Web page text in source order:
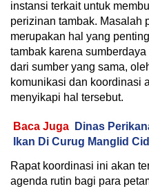
instansi terkait untuk
perizinan tambak. Masalah
merupakan hal yang
tambak karena
dari sumber yang sama,
komunikasi dan koordinasi
menyikapi hal tersebut.
Baca Juga
Dinas
Ikan Di Curug Manglid
Rapat koordinasi ini akan
agenda rutin bagi para